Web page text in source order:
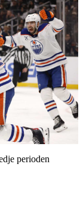
perioden